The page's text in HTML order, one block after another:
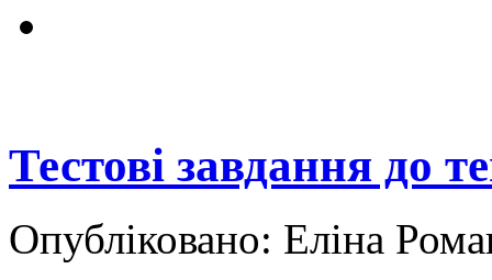
Тестові завдання до
Опубліковано: Еліна